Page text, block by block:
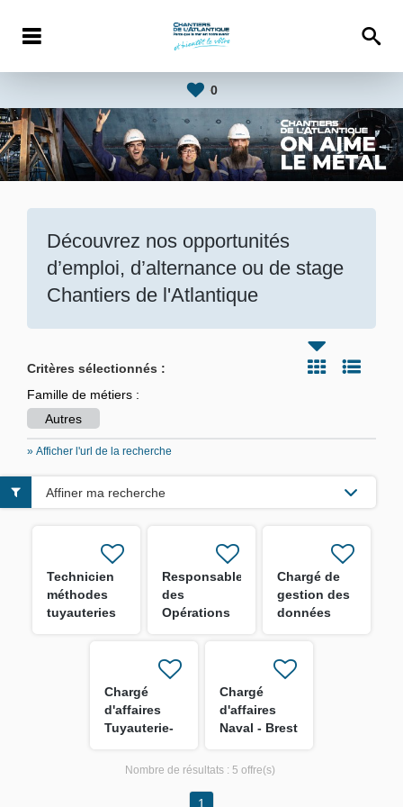
0
Découvrez nos opportunités
d’emploi, d’alternance ou de stage
Chantiers de l'Atlantique
Critères sélectionnés :
Famille de métiers :
Autres
» Afficher l'url de la recherche
Technicien
méthodes
tuyauteries
Responsable
des
Opérations
H/F
Chargé de
gestion des
données
Chargé
d'affaires
Tuyauterie-
Chargé
d'affaires
Naval - Brest
Affiner ma recherche
Nombre de résultats : 5 offre(s)
1